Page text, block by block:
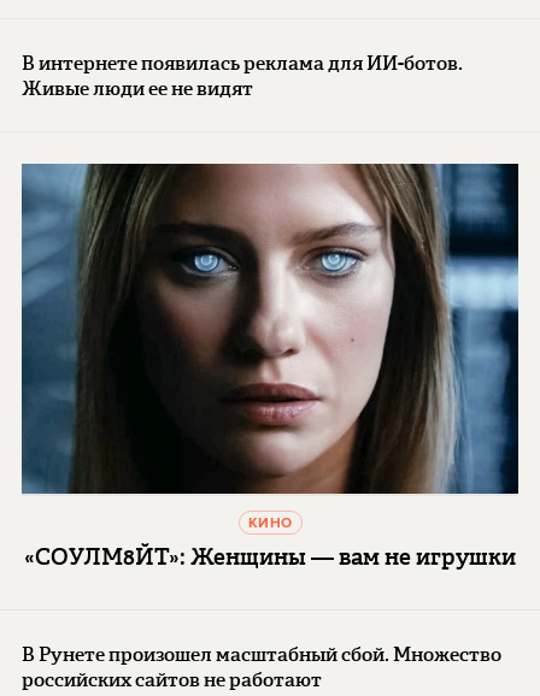
В интернете появилась реклама для ИИ-ботов.
Живые люди ее не видят
КИНО
«СОУЛМ8ЙТ»: Женщины — вам не игрушки
В Рунете произошел масштабный сбой. Множество
российских сайтов не работают